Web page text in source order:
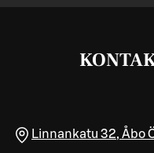
Linnankatu 32, Åbo